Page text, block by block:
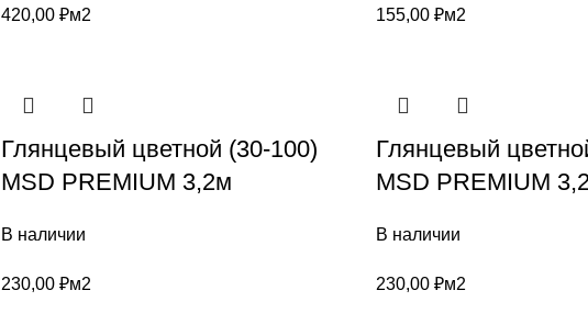
420,00 ₽м2 155,00 ₽м2
Глянцевый цветной (30-100)
MSD PREMIUM 3,2м
В наличии
230,00 ₽м2
Глянцевый
MSD PREMIUM
В наличии
230,00 ₽м2